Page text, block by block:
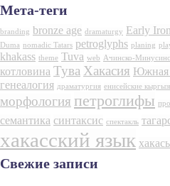
Мета-теги
branding bronze age dramaturgy Early
Duma nomadic Tatars petroglyphs planing
khakass theme Tuva web Ачинско-
котловина Тува Хакасия Южная
генеалогия драматургия енисейские
морфология петроглифы
семантика синтаксис спектакль
хакасский язык
Свежие записи